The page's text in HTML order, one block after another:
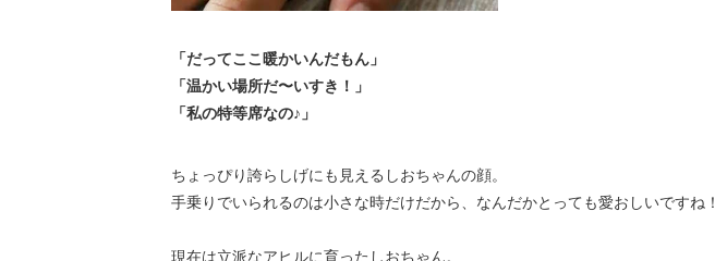
「だってここ暖かいんだもん」
「温かい場所だ〜いすき！」
「私の特等席なの♪」
ちょっぴり誇らしげにも見えるしおちゃんの顔。
手乗りでいられるのは小さな時だけだから、なんだかとっても愛おしいですね！
現在は立派なアヒルに育ったしおちゃん。